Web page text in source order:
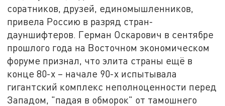
соратников, друзей, единомышленников,
привела Россию в разряд стран-
дауншифтеров. Герман Оскарович в сентябре
прошлого года на Восточном экономическом
форуме признал, что элита страны ещё в
конце 80-х – начале 90-х испытывала
гигантский комплекс неполноценности перед
Западом, "падая в обморок" от тамошнего